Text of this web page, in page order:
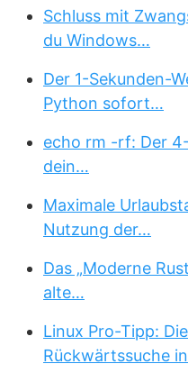
Schluss mit
du Windows…
Der 1-Sekunden-
Python sofort…
echo rm -rf: Der
dein…
Maximale
Nutzung der…
Das „Moderne
alte…
Linux Pro-Tipp:
Rückwärtssuche